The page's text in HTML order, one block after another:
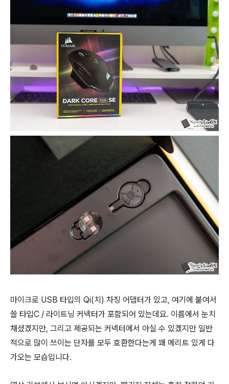
마이크로 USB 타입의 Qi(치) 차징 어댑터가 있고, 여기에 붙여서
쓸 타입C / 라이트닝 커넥터가 포함되어 있는데요. 이름에서 눈치
채셨겠지만, 그리고 제공되는 커넥터에서 아실 수 있겠지만 일반
적으로 많이 쓰이는 단자를 모두 호환한다는게 꽤 메리트 있게 다
가오는 모습입니다.